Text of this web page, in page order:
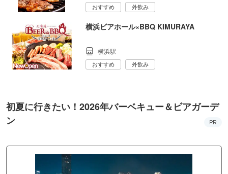
おすすめ 外飲み
横浜ビアホール×BBQ KIMURAYA
横浜駅
おすすめ 外飲み
初夏に行きたい！2026年バーベキュー＆ビアガーデ
ン
PR